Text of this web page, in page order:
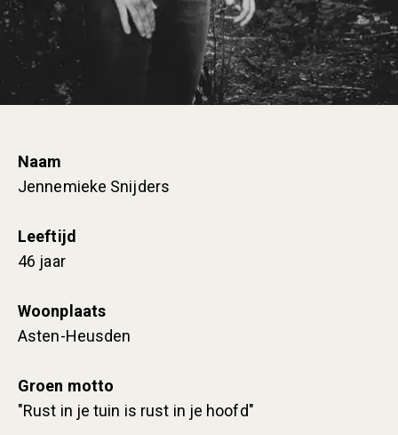
Naam
Jennemieke Snijders
Leeftijd
46 jaar
Woonplaats
Asten-Heusden
Groen motto
"Rust in je tuin is rust in je hoofd"